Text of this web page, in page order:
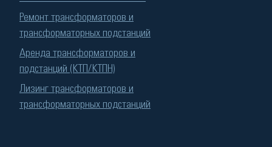
Ремонт трансформаторов и
трансформаторных подстанций
Аренда трансформаторов и
подстанций (КТП/КТПН)
Лизинг трансформаторов и
трансформаторных подстанций